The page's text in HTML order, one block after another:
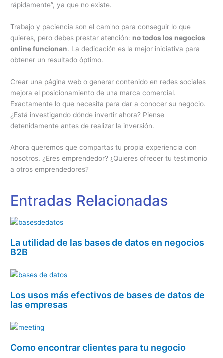
rápidamente”, ya que no existe.
Trabajo y paciencia son el camino para conseguir lo que
quieres, pero debes prestar atención: no todos los negocios
online funcionan. La dedicación es la mejor iniciativa para
obtener un resultado óptimo.
Crear una página web o generar contenido en redes sociales
mejora el posicionamiento de una marca comercial.
Exactamente lo que necesita para dar a conocer su negocio.
¿Está investigando dónde invertir ahora? Piense
detenidamente antes de realizar la inversión.
Ahora queremos que compartas tu propia experiencia con
nosotros. ¿Eres emprendedor? ¿Quieres ofrecer tu testimonio
a otros emprendedores?
Entradas Relacionadas
La utilidad de las bases de datos en negocios
B2B
Los usos más efectivos de bases de datos de
las empresas
Como encontrar clientes para tu negocio